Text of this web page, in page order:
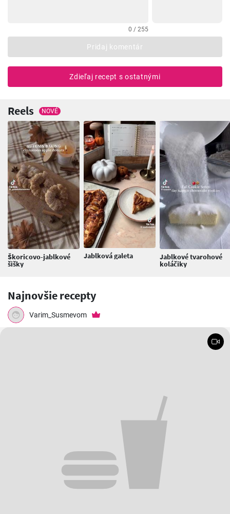
0 / 255
Pridaj komentár
Zdieľaj recept s ostatnými
Reels NOVÉ
Škoricovo-jablkové
šišky
Jablková galeta Jablkové tvarohové
koláčiky
Najnovšie recepty
Varim_Susmevom